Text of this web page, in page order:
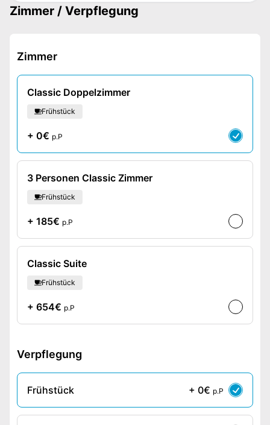
Zimmer / Verpflegung
Zimmer
Classic Doppelzimmer
Frühstück
+ 0€ p.P
3 Personen Classic Zimmer
Frühstück
+ 185€ p.P
Classic Suite
Frühstück
+ 654€ p.P
Verpflegung
Frühstück + 0€ p.P